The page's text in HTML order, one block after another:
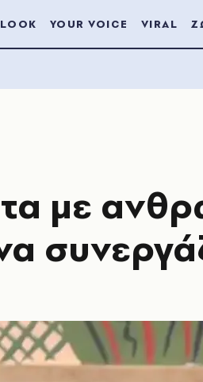
LOOK YOUR VOICE VIRAL
με